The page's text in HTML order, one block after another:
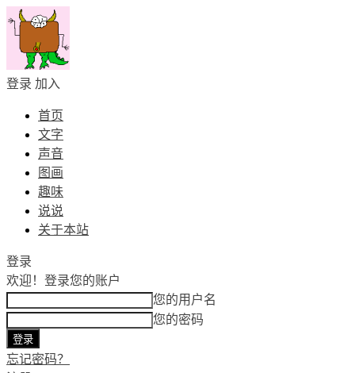
登录 加入
首页
文字
声音
图画
趣味
说说
关于本站
登录
欢迎！ 登录您的账户
您的用户名
您的密码
忘记密码？